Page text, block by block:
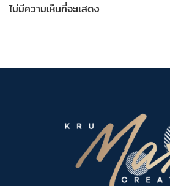
ไม่มีความเห็นที่จะแสดง